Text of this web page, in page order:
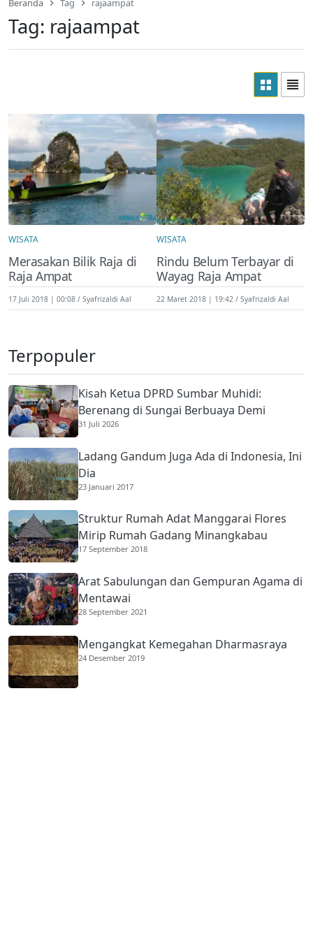
Beranda Tag rajaampat
Tag: rajaampat
WISATA
Merasakan Bilik Raja di
Raja Ampat
17 Juli 2018 | 00:08 Syafrizaldi Aal
WISATA
Rindu Belum Terbayar di
Wayag Raja Ampat
22 Maret 2018 | 19:42 Syafrizaldi Aal
Terpopuler
Kisah Ketua DPRD Sumbar Muhidi:
Berenang di Sungai Berbuaya Demi
Membantu Ekonomi Orang Tua
31 Juli 2026
Ladang Gandum Juga Ada di Indonesia, Ini
Dia
23 Januari 2017
Struktur Rumah Adat Manggarai Flores
Mirip Rumah Gadang Minangkabau
17 September 2018
Arat Sabulungan dan Gempuran Agama di
Mentawai
28 September 2021
Mengangkat Kemegahan Dharmasraya
24 Desember 2019